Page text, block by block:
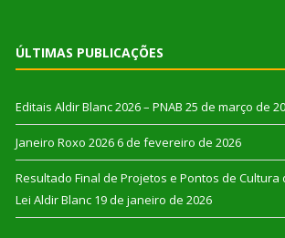
ÚLTIMAS PUBLICAÇÕES
Editais Aldir Blanc 2026 – PNAB 25 de março de
Janeiro Roxo 2026 6 de fevereiro de 2026
Resultado Final de Projetos e Pontos de Cultura
Lei Aldir Blanc 19 de janeiro de 2026